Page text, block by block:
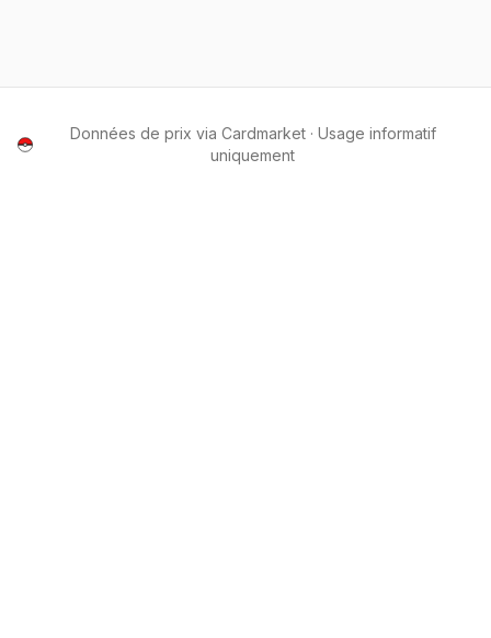
Données de prix via Cardmarket · Usage informatif
uniquement